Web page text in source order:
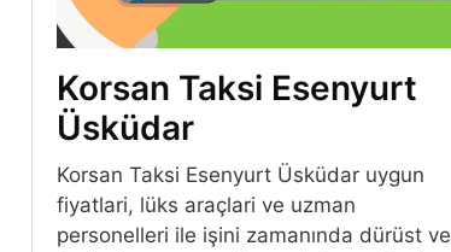
Korsan Taksi Esenyurt
Üsküdar
Korsan Taksi Esenyurt Üsküdar uygun
fiyatlari, lüks araçlari ve uzman
personelleri ile işini zamanında dürüst ve